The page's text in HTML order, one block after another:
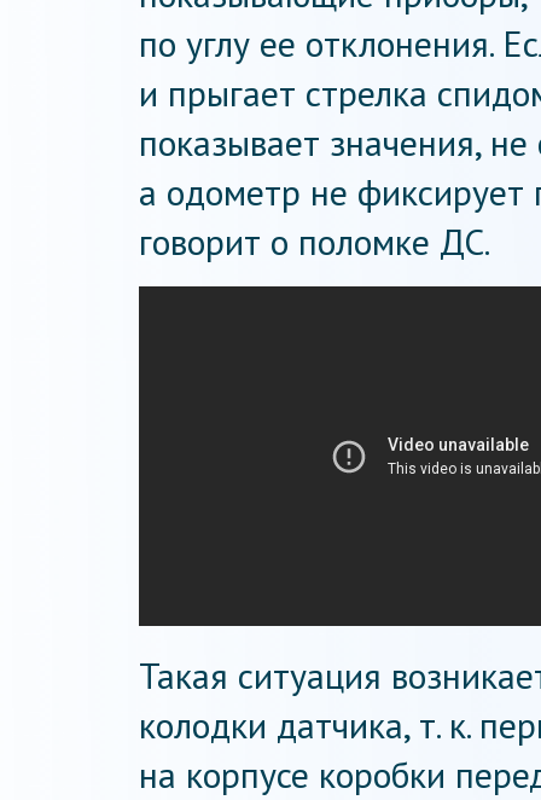
по углу ее отклонения.
и прыгает стрелка
показывает значения,
а одометр не фиксирует
говорит о поломке ДС.
Такая ситуация
колодки датчика, т. к.
на корпусе коробки